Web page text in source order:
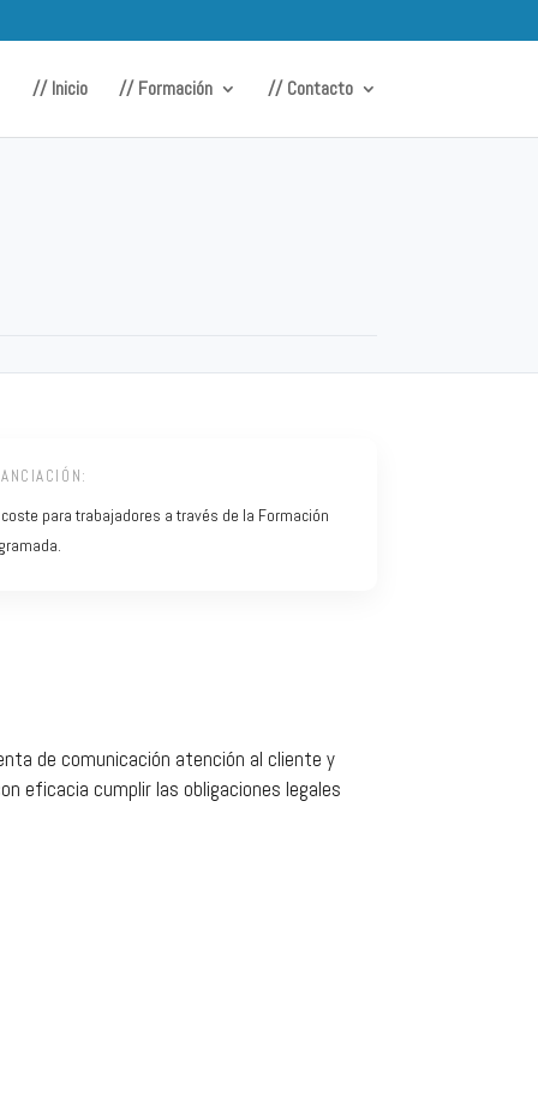
// Inicio // Formación // Contacto
para trabajadores a través de la Formación
de comunicación atención al cliente y
eficacia cumplir las obligaciones legales